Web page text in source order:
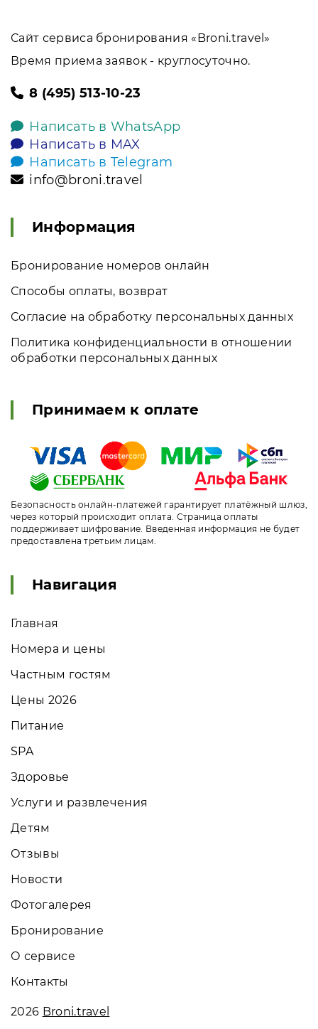
Сайт сервиса бронирования «Broni.travel»
Время приема заявок - круглосуточно.
8 (495) 513-10-23
Написать в WhatsApp
Написать в MAX
Написать в Telegram
info@broni.travel
Информация
Бронирование номеров онлайн
Способы оплаты, возврат
Согласие на обработку персональных данных
Политика конфиденциальности в отношении
обработки персональных данных
Принимаем к оплате
Безопасность онлайн-платежей гарантирует платёжный шлюз,
через который происходит оплата. Страница оплаты
поддерживает шифрование. Введенная информация не будет
предоставлена третьим лицам.
Навигация
Главная
Номера и цены
Частным гостям
Цены 2026
Питание
SPA
Здоровье
Услуги и развлечения
Детям
Отзывы
Новости
Фотогалерея
Бронирование
О сервисе
Контакты
2026 Broni.travel